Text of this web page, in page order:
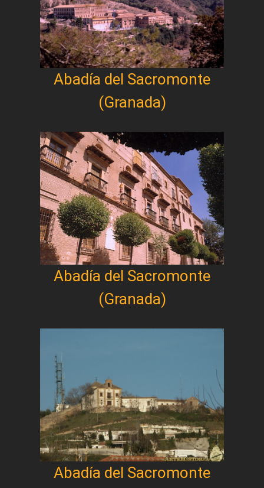
Abadía del Sacromonte
(Granada)
Abadía del Sacromonte
(Granada)
Abadía del Sacromonte